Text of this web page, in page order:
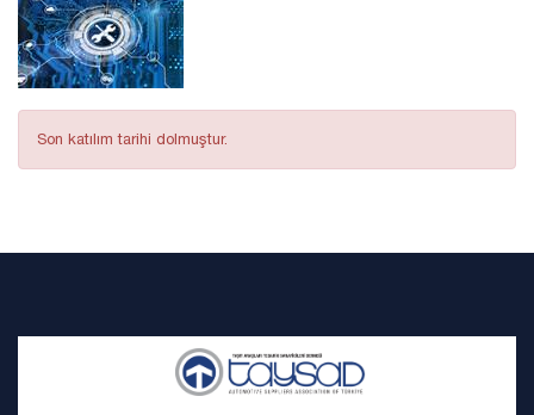
Son katılım tarihi dolmuştur.